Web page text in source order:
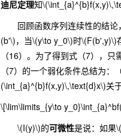
迪尼定理知
回顾函数序列连续性的结论
(b'\)，当\(y\to y_0\)时\(F(b',y)\)
（16）。为了得到式（7），
（7）的一个弱化条件总结为
(\int_{a}^{b}f(x,y)\,\text{d}x\)关
\[\lim\limits_{y\to
\(I(y)\)的可微性是说：如果